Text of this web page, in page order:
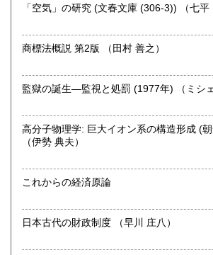
https://www.northbookcenter-kaitori.com/
【出張買取について】
近隣の大学様や研究機関を対象に、 出
ます。
八王子市や多摩市・日野市・町田市など
が
場合がございますのでまずはお気軽にご連
https://www.northbookcenter-
「空気」の研究 (文春文
商標法概説 第2版 （田村 善之）
監獄の誕生―監視
高分子物理学: 巨大イオン系の構造形成 (
（伊勢 典夫）
これからの経済原論
日本古代の財政制度 （早川 庄八）